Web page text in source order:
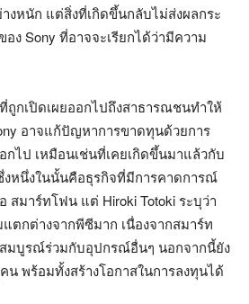
งหนัก แต่สิ่งที่เกิดขึ้นกลับไม่ส่งผลกระ
ง Sony ที่อาจจะเรียกได้ว่ามีความ
ถูกเปิดเผยออกไปถึงสาธารณชนทำให้
อาจแก้ปัญหาการขาดทุนด้วยการ
กไป เหมือนเช่นที่เคยเกิดขึ้นมาแล้วกับ
หนึ่งในนั้นคือธุรกิจที่มีการคาดการณ์
สมาร์ทโฟน แต่ Hiroki Totoki ระบุว่า
ตกต่างจากพีซีมาก เนื่องจากสมาร์ท
มบูรณ์ร่วมกับอุปกรณ์อื่นๆ นอกจากนี้ยัง
น พร้อมทั้งสร้างโอกาสในการลงทุนได้